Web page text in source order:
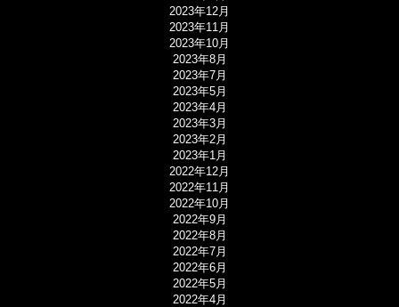
2023年12月
2023年11月
2023年10月
2023年8月
2023年7月
2023年5月
2023年4月
2023年3月
2023年2月
2023年1月
2022年12月
2022年11月
2022年10月
2022年9月
2022年8月
2022年7月
2022年6月
2022年5月
2022年4月